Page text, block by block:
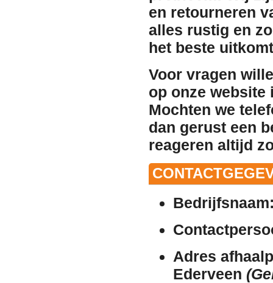
en retourneren
alles rustig en
het beste
Voor vragen
op onze website
Mochten we
dan gerust een
reageren altijd
Adres
Ederveen